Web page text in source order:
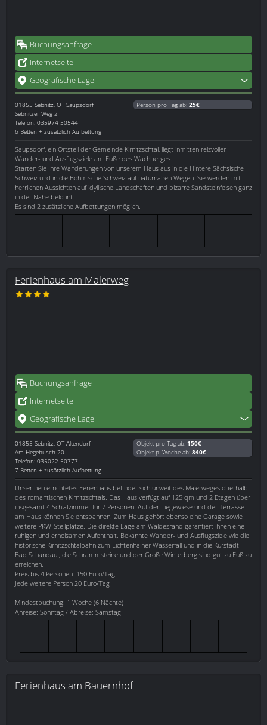
Buchungsanfrage
Internetseite
Geografische Lage
01855 Sebnitz, OT Saupsdorf
Sebnitzer Weg 2
Telefon: 035974 50544
6 Betten + zusätzlich Aufbettung
Person pro Tag ab: 25€
Saupsdorf, ein Ortsteil der Gemeinde Kirnitzschtal, liegt inmitten reizvoller
Wander- und Ausflugsziele am Fuße des Wachberges.
Starten Sie Ihre Wanderungen von unserem Haus aus in die Hintere Sächsische
Schweiz und in die Böhmische Schweiz auf naturnahen Wegen. Sie werden mit
herrlichen Aussichten auf idyllische Landschaften und bizarre Sandsteinfelsen ganz
in der Nähe belohnt.
Es sind 2 zusätzliche Aufbettungen möglich.
Ferienhaus am Malerweg
Buchungsanfrage
Internetseite
Geografische Lage
01855 Sebnitz, OT Altendorf
Am Hegebusch 20
Telefon: 035022 50777
7 Betten + zusätzlich Aufbettung
Objekt pro Tag ab: 150€
Objekt p. Woche ab: 840€
Unser neu errichtetes Ferienhaus befindet sich unweit des Malerweges oberhalb
des romantischen Kirnitzschtals. Das Haus verfügt auf 125 qm und 2 Etagen über
insgesamt 4 Schlafzimmer für 7 Personen. Auf der Liegewiese und der Terrasse
am Haus können Sie entspannen. Zum Haus gehört ebenso eine Garage sowie
weitere PKW-Stellplätze. Die direkte Lage am Waldesrand garantiert ihnen eine
ruhigen und erholsamen Aufenthalt. Bekannte Wander- und Ausflugsziele wie die
historische Kirnitzschtalbahn zum Lichtenhainer Wasserfall und in die Kurstadt
Bad Schandau , die Schrammsteine und der Große Winterberg sind gut zu Fuß zu
erreichen.
Preis bis 4 Personen: 150 Euro/Tag
Jede weitere Person 20 Euro/Tag
Mindestbuchung: 1 Woche (6 Nächte)
Anreise: Sonntag / Abreise: Samstag
Ferienhaus am Bauernhof